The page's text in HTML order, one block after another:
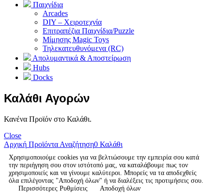
Παιχνίδια
Arcades
DIY – Χειροτεχνία
Επιτραπέζια Παιχνίδια/Puzzle
Μίμησης Magic Toys
Τηλεκατευθυνόμενα (RC)
Απολυμαντικά & Αποστείρωση
Hubs
Docks
Καλάθι Αγορών
Κανένα Προϊόν στο Καλάθι.
Close
Αρχική Προϊόντα Αναζήτηση0 Καλάθι
Χρησιμοποιούμε cookies για να βελτιώσουμε την εμπειρία σου κατά
την περιήγηση σου στον ιστότοπό μας, να καταλάβουμε πως τον
χρησιμοποιείς και να γίνουμε καλύτεροι. Μπορείς να τα αποδεχθείς
όλα επιλέγοντας "Αποδοχή όλων" ή να διαλέξεις τις προτιμήσεις σου.
Περισσότερες Ρυθμίσεις
Αποδοχή όλων